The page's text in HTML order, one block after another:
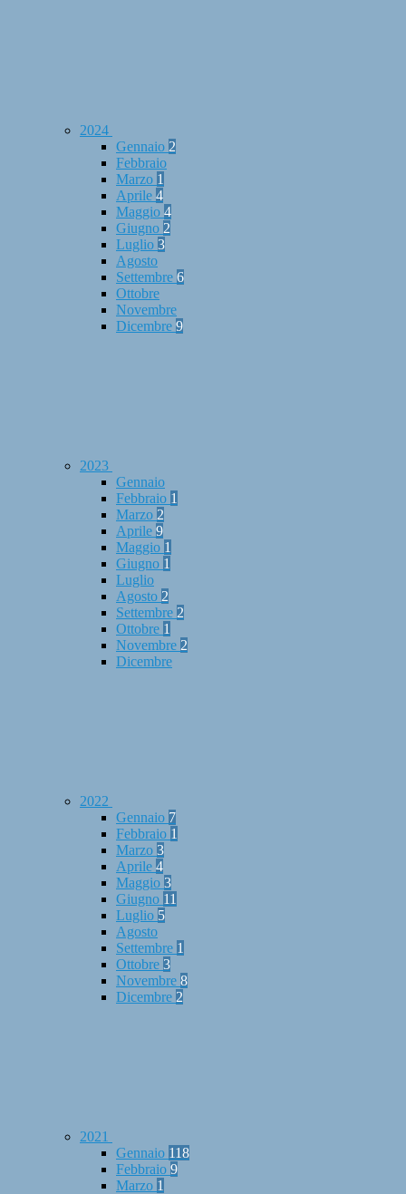
2024
Gennaio 2
Febbraio
Marzo 1
Aprile 4
Maggio 4
Giugno 2
Luglio 3
Agosto
Settembre 6
Ottobre
Novembre
Dicembre 9
2023
Gennaio
Febbraio 1
Marzo 2
Aprile 9
Maggio 1
Giugno 1
Luglio
Agosto 2
Settembre 2
Ottobre 1
Novembre 2
Dicembre
2022
Gennaio 7
Febbraio 1
Marzo 3
Aprile 4
Maggio 3
Giugno 11
Luglio 5
Agosto
Settembre 1
Ottobre 3
Novembre 8
Dicembre 2
2021
Gennaio 118
Febbraio 9
Marzo 1